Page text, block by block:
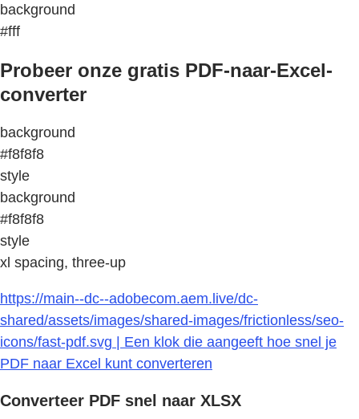
background
#fff
Probeer onze gratis PDF-naar-Excel-
converter
background
#f8f8f8
style
background
#f8f8f8
style
xl spacing, three-up
https://main--dc--adobecom.aem.live/dc-
shared/assets/images/shared-images/frictionless/seo-
icons/fast-pdf.svg | Een klok die aangeeft hoe snel je
PDF naar Excel kunt converteren
Converteer PDF snel naar XLSX